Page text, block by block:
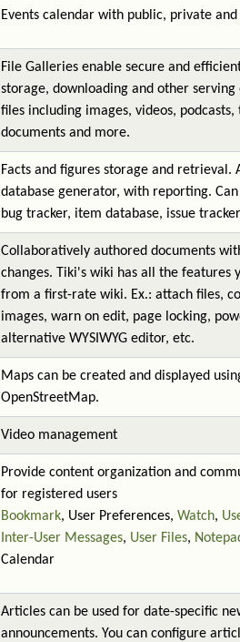
Events calendar with public, private
File Galleries enable secure and
storage, downloading and other
files including images, videos, podcasts,
documents and more.
Facts and figures storage and retrieval.
database generator, with reporting.
bug tracker, item database, issue
Collaboratively authored documents
changes. Tiki's wiki has all the features
from a first-rate wiki. Ex.: attach files,
images, warn on edit, page locking,
alternative WYSIWYG editor, etc.
Maps can be created and displayed
OpenStreetMap.
Video management
Provide content organization and
for registered users
Bookmark, User Preferences, Watch,
Inter-User Messages, User Files,
Calendar
Articles can be used for date-specific
announcements. You can configure